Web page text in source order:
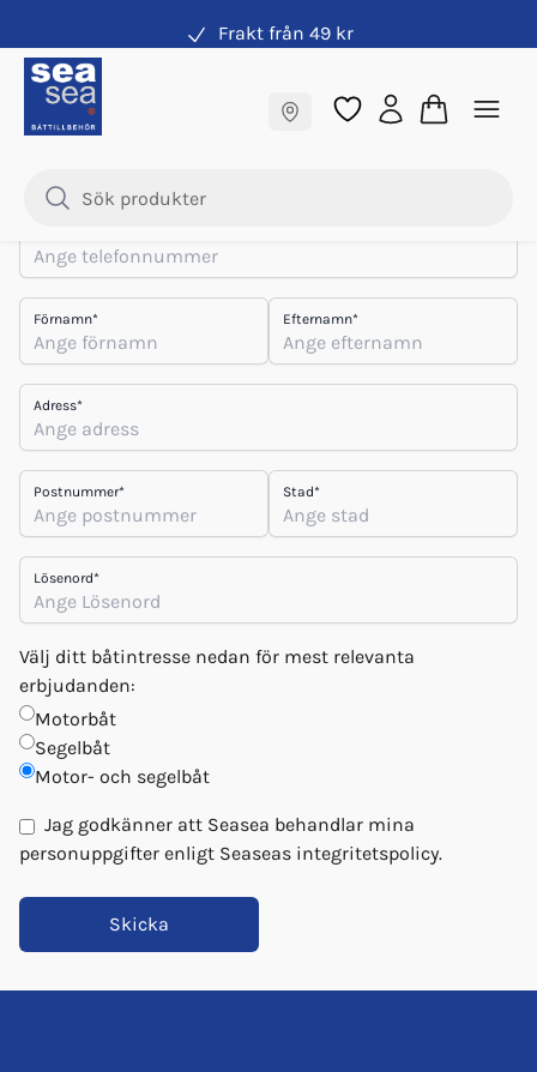
Frakt från 49 kr
Samma pris online & i butik
Skapa konto
Förnamn* Efternamn*
Adress*
Postnummer* Stad*
Lösenord*
Välj ditt båtintresse nedan för mest relevanta
erbjudanden:
Motorbåt
Segelbåt
Motor- och segelbåt
Jag godkänner att Seasea behandlar mina
personuppgifter enligt Seaseas integritetspolicy.
Skicka